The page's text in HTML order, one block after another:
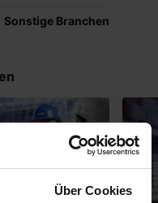
Über Cookies
Sonstige Branchen